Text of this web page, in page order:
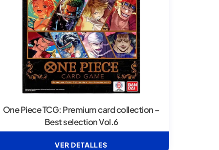
One Piece TCG: Premium card collection –
Best selection Vol.6
VER DETALLES